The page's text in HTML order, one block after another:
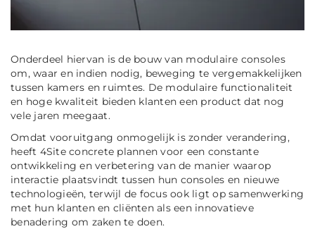
Onderdeel hiervan is de bouw van modulaire consoles
om, waar en indien nodig, beweging te vergemakkelijken
tussen kamers en ruimtes. De modulaire functionaliteit
en hoge kwaliteit bieden klanten een product dat nog
vele jaren meegaat.
Omdat vooruitgang onmogelijk is zonder verandering,
heeft 4Site concrete plannen voor een constante
ontwikkeling en verbetering van de manier waarop
interactie plaatsvindt tussen hun consoles en nieuwe
technologieën, terwijl de focus ook ligt op samenwerking
met hun klanten en cliënten als een innovatieve
benadering om zaken te doen.